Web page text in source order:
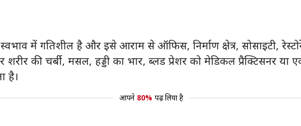
में गतिशील है और इसे आराम से ऑफिस, निर्माण क्षेत्र, सोसाइटी,
की चर्बी, मसल, हड्डी का भार, ब्लड प्रेशर को मेडिकल प्रैक्टिसनर
है।
आपने 80% पढ़ लिया है